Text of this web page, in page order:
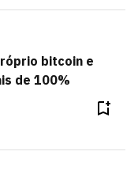
bitcoin e
de 100%